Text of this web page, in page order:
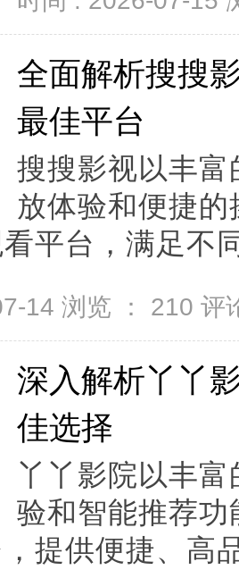
全面解析搜搜
最佳平台
搜搜影视以丰
放体验和便捷
平台，满足不
14 浏览 ： 210 评
深入解析丫丫
佳选择
丫丫影院以丰
验和智能推荐
提供便捷、高